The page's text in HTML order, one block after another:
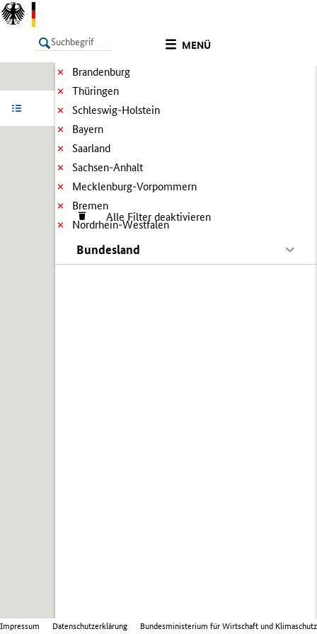
MENÜ
LISTE
Brandenburg
Thüringen
Schleswig-Holstein
Bayern
Saarland
Sachsen-Anhalt
Mecklenburg-Vorpommern
Bremen
Nordrhein-Westfalen
Alle Filter deaktivieren
Bundesland
Impressum Datenschutzerklärung Bundesministerium für Wirtschaft und Klimaschutz